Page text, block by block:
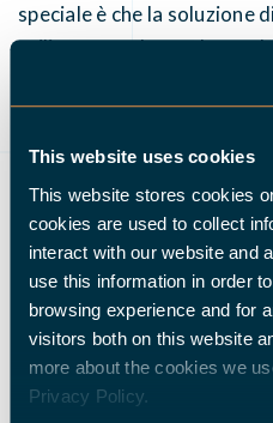
This website uses cookies
This website stores cookies
cookies are used to collect
interact with our website and
use this information in order
browsing experience and for
visitors both on this website
more about the cookies we
Privacy Policy.
speciale è che la soluzione
utilizzata anche per la
precisione, ad esempio
hanno tolleranze molto
sedi dei cuscinetti. A tale
HALTER LoadAssistant un
trasportatore con una
software del robot di
flangia del cuscinetto
tampone dal robot, ma
gettata fuori dal sistema
Anche altri prodotti, come i